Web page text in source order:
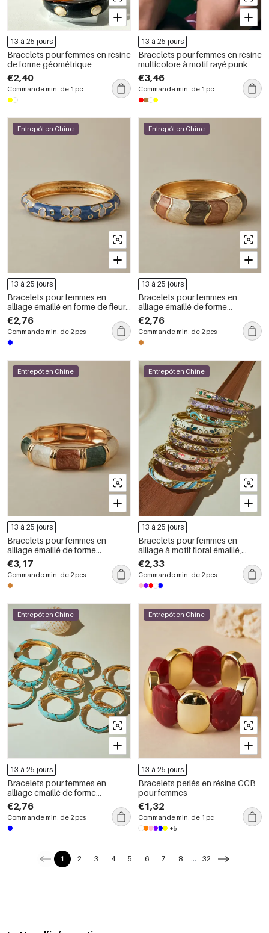
13 à 25 jours
Bracelets pour femmes en résine
de forme géométrique
€2,40
Commande min. de 1 pc
13 à 25 jours
Bracelets pour femmes en résine
multicolore à motif rayé punk
€3,46
Commande min. de 1 pc
Entrepôt en Chine
13 à 25 jours
Bracelets pour femmes en
alliage émaillé en forme de fleur
rétro
€2,76
Commande min. de 2 pcs
Entrepôt en Chine
13 à 25 jours
Bracelets pour femmes en
alliage émaillé de forme
géométrique rétro
€2,76
Commande min. de 2 pcs
Entrepôt en Chine
13 à 25 jours
Bracelets pour femmes en
alliage émaillé de forme
géométrique rétro
€3,17
Commande min. de 2 pcs
Entrepôt en Chine
13 à 25 jours
Bracelets pour femmes en
alliage à motif floral émaillé,
collection romantique
€2,33
Commande min. de 2 pcs
Entrepôt en Chine
13 à 25 jours
Bracelets pour femmes en
alliage émaillé de forme
géométrique rétro
€2,76
Commande min. de 2 pcs
Entrepôt en Chine
13 à 25 jours
Bracelets perlés en résine CCB
pour femmes
€1,32
Commande min. de 1 pc
+5
1 2 3 4 5 6 7 8 ... 32